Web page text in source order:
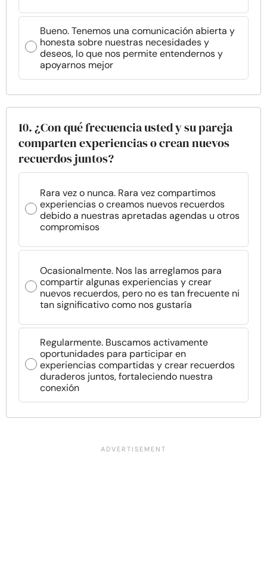
Bueno. Tenemos una comunicación abierta y
honesta sobre nuestras necesidades y
deseos, lo que nos permite entendernos y
apoyarnos mejor
10. ¿Con qué frecuencia usted y su pareja
comparten experiencias o crean nuevos
recuerdos juntos?
Rara vez o nunca. Rara vez compartimos
experiencias o creamos nuevos recuerdos
debido a nuestras apretadas agendas u otros
compromisos
Ocasionalmente. Nos las arreglamos para
compartir algunas experiencias y crear
nuevos recuerdos, pero no es tan frecuente ni
tan significativo como nos gustaría
Regularmente. Buscamos activamente
oportunidades para participar en
experiencias compartidas y crear recuerdos
duraderos juntos, fortaleciendo nuestra
conexión